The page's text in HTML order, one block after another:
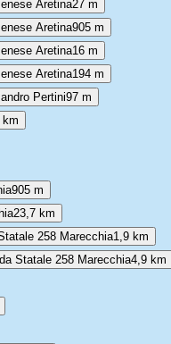
Aretina27 m
Aretina905 m
Aretina16 m
Aretina194 m
Pertini97 m
km
905 m
23,7 km
258 Marecchia1,9 km
Statale 258 Marecchia4,9 km